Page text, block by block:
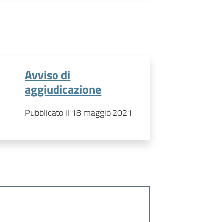
Avviso di
aggiudicazione
Pubblicato il 18 maggio 2021